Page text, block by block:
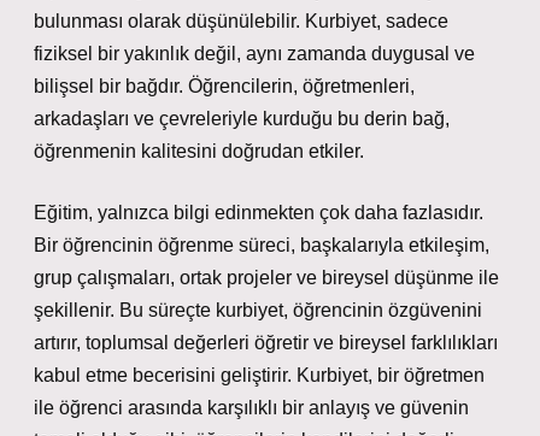
bulunması olarak düşünülebilir. Kurbiyet, sadece
fiziksel bir yakınlık değil, aynı zamanda duygusal ve
bilişsel bir bağdır. Öğrencilerin, öğretmenleri,
arkadaşları ve çevreleriyle kurduğu bu derin bağ,
öğrenmenin kalitesini doğrudan etkiler.
Eğitim, yalnızca bilgi edinmekten çok daha fazlasıdır.
Bir öğrencinin öğrenme süreci, başkalarıyla etkileşim,
grup çalışmaları, ortak projeler ve bireysel düşünme ile
şekillenir. Bu süreçte kurbiyet, öğrencinin özgüvenini
artırır, toplumsal değerleri öğretir ve bireysel farklılıkları
kabul etme becerisini geliştirir. Kurbiyet, bir öğretmen
ile öğrenci arasında karşılıklı bir anlayış ve güvenin